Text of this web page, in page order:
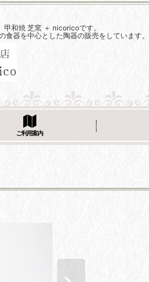
和焼 芝窯 ＋ nicoricoです。
器を中心とした陶器の販売をしています。
ご利用案内